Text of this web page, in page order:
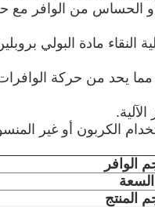
من الوافر مع
الوافر
السعة
المنتج